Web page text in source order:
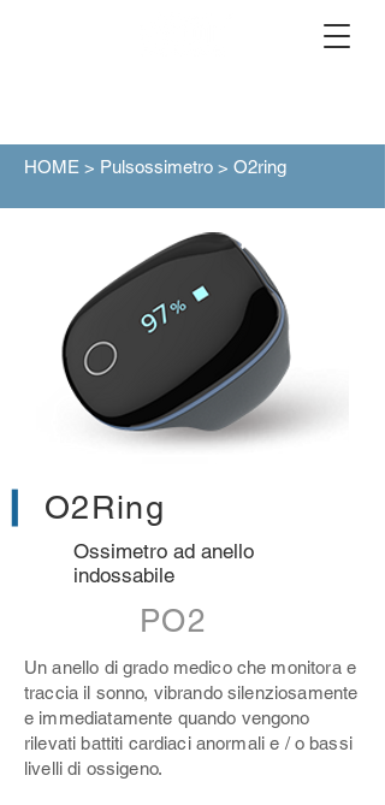
HOME > Pulsossimetro > O2ring
O2Ring
Ossimetro ad anello
indossabile
PO2
Un anello di grado medico che monitora e
traccia il sonno, vibrando silenziosamente
e immediatamente quando vengono
rilevati battiti cardiaci anormali e / o bassi
livelli di ossigeno.